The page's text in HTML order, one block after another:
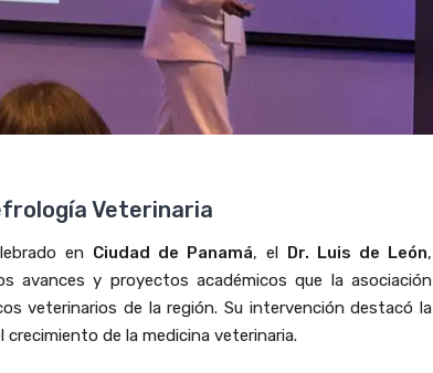
Veterinaria
en Ciudad de Panamá, el Dr. Luis de León,
avances y proyectos académicos que la asociación
veterinarios de la región. Su intervención destacó la
de la medicina veterinaria.